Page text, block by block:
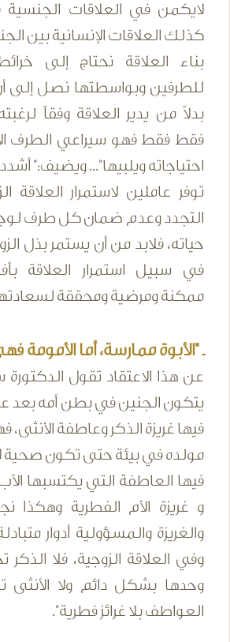
لايكمن في العلاقات
كذلك العلاقات الإنسانية بين
بناء العلاقة نحتاج إلى
للطرفين وبواسطتها نصل
بدلاً من يدير العلاقة وفقاً
فقط فقط فهو سيراعي الطرف
احتياجاته ويلبيها"... ويضيف:"
توفر عاملين لاستمرار العلاقة
التجدد وعدم ضمان كل طرف
حياته، فلابد من أن يستمر بذل
في سبيل استمرار العلاقة
ممكنة ومرضية ومحققة
ـ "الأبوة ممارسة، أما الأمومة
عن هذا الاعتقاد تقول الدكتورة
يتكون الجنين في بطن أمه بعد
فيها غريزة الذكر وعاطفة الأنثى،
مولده في بيئة حتى تكون صحية
فيها العاطفة التي يكتسبها
و غريزة الأم الفطرية وهكذا
والغريزة والمسؤولية أدوار
وفي العلاقة الزوجية، فلا الذكر
وحدها بشكل دائم ولا الأنثى
العواطف بلا غرائز فطرية".